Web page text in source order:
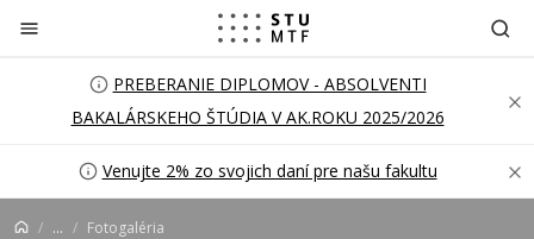
Prejsť na obsah
PREBERANIE DIPLOMOV - ABSOLVENTI
BAKALÁRSKEHO ŠTÚDIA V AK.ROKU 2025/2026
Venujte 2% zo svojich daní pre našu fakultu
... Fotogaléria